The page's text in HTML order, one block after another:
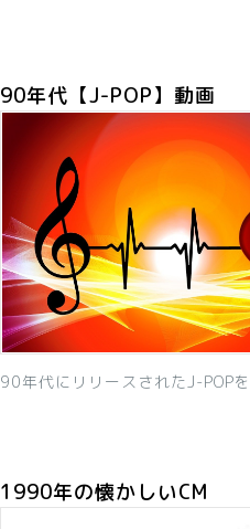
「浅香唯の現在は
能人！有名グルー
90年代【J-POP】動画
90年代にリリースされたJ-POP
1990年の懐かしいCM